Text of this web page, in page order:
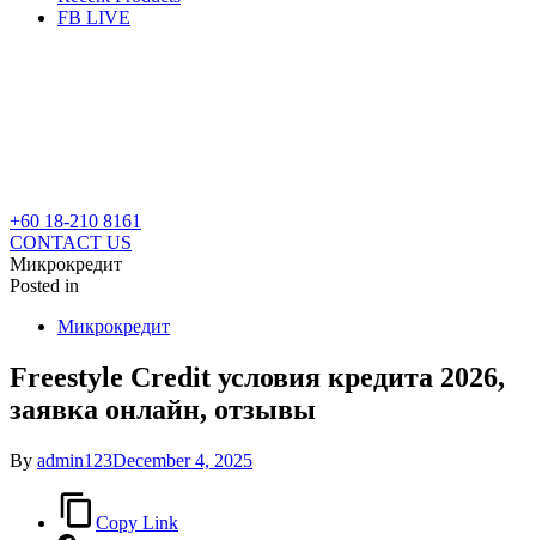
FB LIVE
+60 18-210 8161
CONTACT US
Микрокредит
Posted in
Микрокредит
Freestyle Credit условия кредита 2026,
заявка онлайн, отзывы
By admin123December 4, 2025
Copy Link